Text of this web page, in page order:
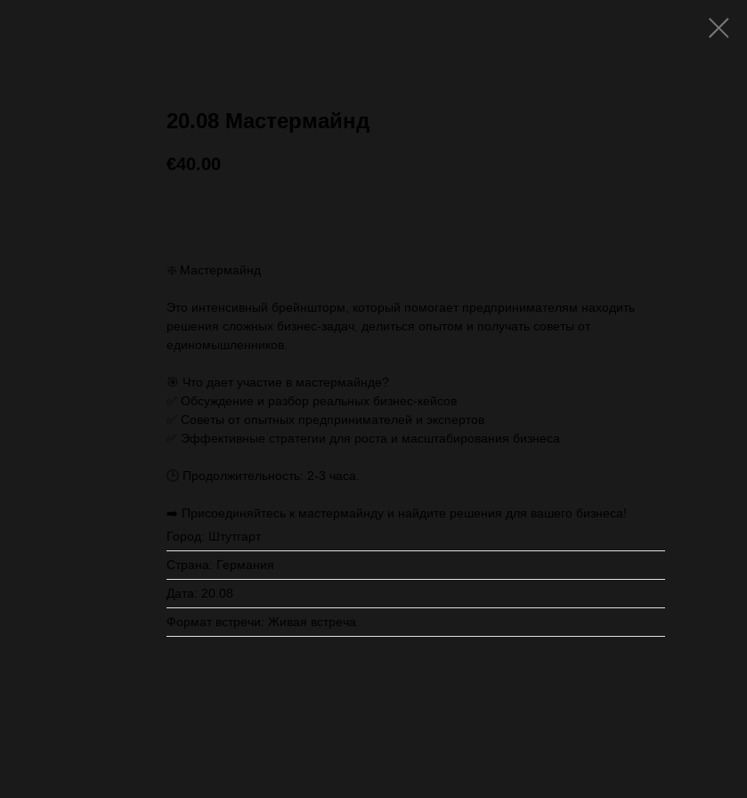
20.08 Мастермайнд
€40.00
❇️ Мастермайнд
Это интенсивный брейншторм, который помогает предпринимателям находить
решения сложных бизнес-задач, делиться опытом и получать советы от
единомышленников.
🎯 Что дает участие в мастермайнде?
✅ Обсуждение и разбор реальных бизнес-кейсов
✅ Советы от опытных предпринимателей и экспертов
✅ Эффективные стратегии для роста и масштабирования бизнеса
🕒 Продолжительность: 2-3 часа.
➡️ Присоединяйтесь к мастермайнду и найдите решения для вашего бизнеса!
Город: Штутгарт
Страна: Германия
Дата: 20.08
Формат встречи: Живая встреча